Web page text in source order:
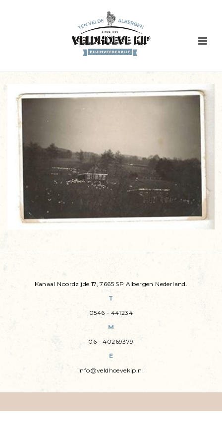
Kanaal Noordzijde 17, 7665 SP Albergen Nederland.
T
0546 - 441234
M
06 - 40269379
E
info@veldhoevekip.nl